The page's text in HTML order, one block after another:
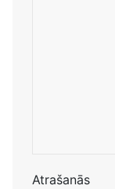
Atrašanās